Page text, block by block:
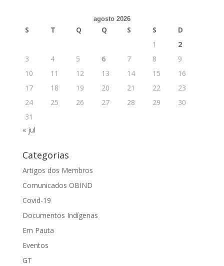
agosto 2026
S T Q Q S S
D
1
2
3
4 5 6 7 8
9
10
11 12 13 14 15
16
17
18 19 20 21 22
23
24
25 26 27 28 29
30
31
« jul
Categorias
Artigos dos Membros
Comunicados OBIND
Covid-19
Documentos Indígenas
Em Pauta
Eventos
GT